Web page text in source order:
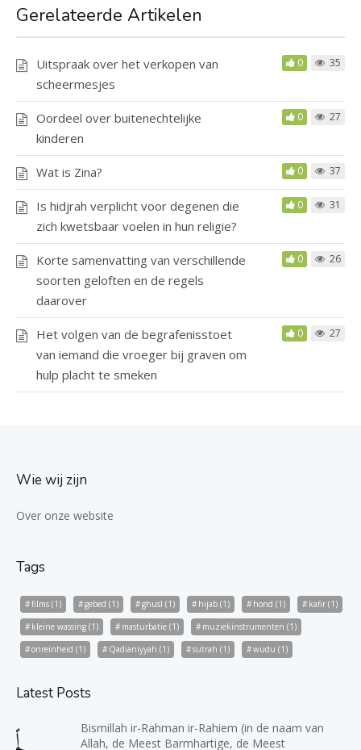
Gerelateerde Artikelen
Uitspraak over het verkopen van
scheermesjes
0 35
Oordeel over buitenechtelijke
kinderen
0 27
Wat is Zina? 0 37
Is hidjrah verplicht voor degenen die
zich kwetsbaar voelen in hun religie?
0 31
Korte samenvatting van verschillende
soorten geloften en de regels
daarover
0 26
Het volgen van de begrafenisstoet
van iemand die vroeger bij graven om
hulp placht te smeken
0 27
Wie wij zijn
Over onze website
Tags
films (1) gebed (1) ghusl (1) hijab (1) hond (1) kafir (1)
kleine wassing (1) masturbatie (1) muziekinstrumenten (1)
onreinheid (1) Qadianiyyah (1) sutrah (1) wudu (1)
Latest Posts
Bismillah ir-Rahman ir-Rahiem (in de naam van
Allah, de Meest Barmhartige, de Meest